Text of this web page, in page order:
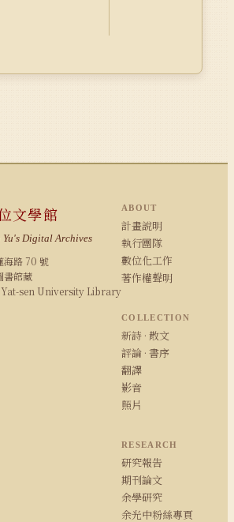
文學館
Digital Archives
海路 70 號
書館藏
sen University Library
ABOUT
計畫說明
執行團隊
數位化工作
著作權聲明
COLLECTION
新詩 · 散文
評論 · 書序
翻譯
影音
照片
RESEARCH
研究報告
期刊論文
余學研究
余光中粉絲專頁